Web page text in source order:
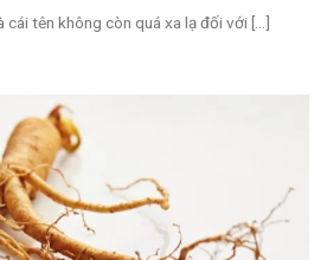
cái tên không còn quá xa lạ đối với [...]